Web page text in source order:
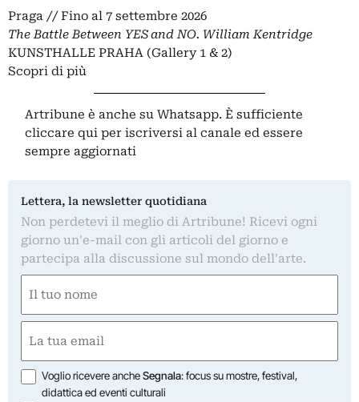
Praga // Fino al 7 settembre 2026
The Battle Between YES and NO. William Kentridge
KUNSTHALLE PRAHA (Gallery 1 & 2)
Scopri di più
Artribune è anche su Whatsapp. È sufficiente
cliccare qui per iscriversi al canale ed essere
sempre aggiornati
Lettera, la newsletter quotidiana
Non perdetevi il meglio di Artribune! Ricevi ogni
giorno un'e-mail con gli articoli del giorno e
partecipa alla discussione sul mondo dell'arte.
(Obbligatorio)
Nome
(Obbligatorio)
Opzioni
Voglio ricevere ancheSegnala: focus su mostre, festival,
didattica ed eventi culturali